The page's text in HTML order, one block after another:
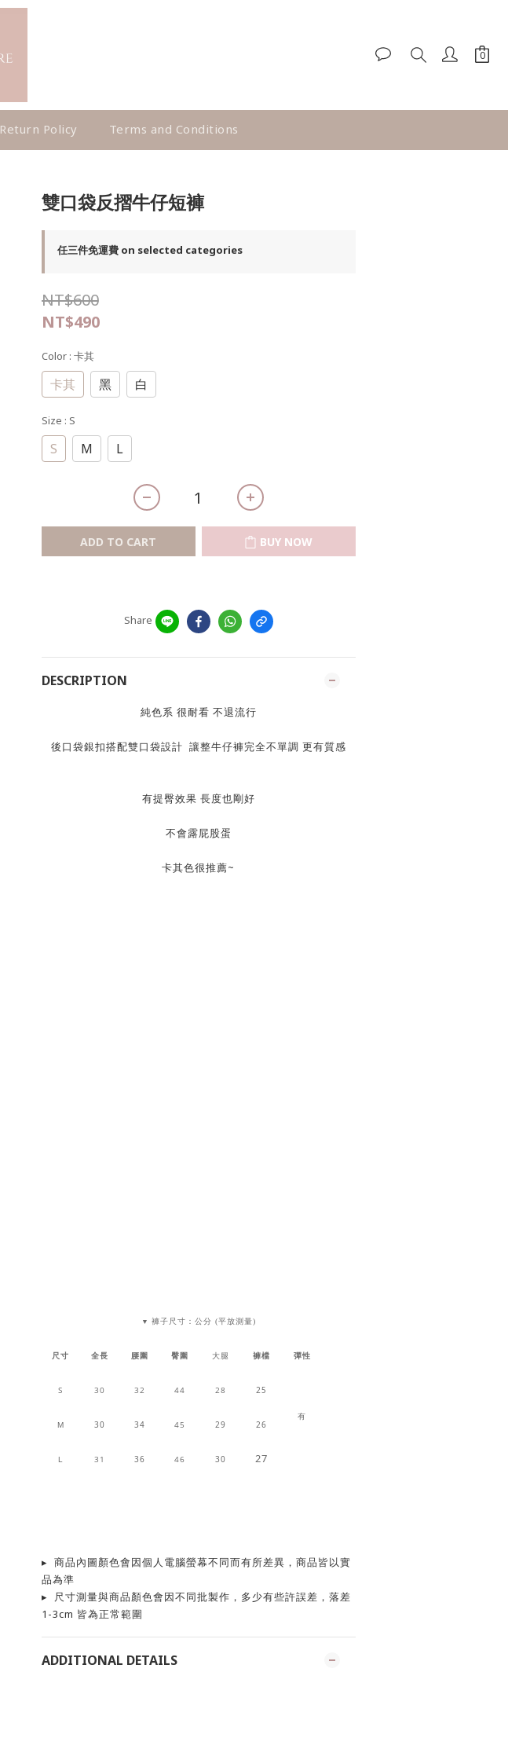
Return Policy Terms and Conditions
雙口袋反摺牛仔短褲
任三件免運費 on selected categories
NT$600
NT$490
Color : 卡其
卡其 黑 白
Size : S
S M L
ADD TO CART BUY NOW
Share
DESCRIPTION
純色系 很耐看 不退流行
後口袋銀扣搭配雙口袋設計 讓整牛仔褲完全不單調 更有質感
有提臀效果 長度也剛好
不會露屁股蛋
卡其色很推薦~
▼ 褲子尺寸：公分 (平放測量)
尺寸 全長 腰圍 臀圍 大腿 褲檔 彈性
S
M
L
30
30
31
32
34
36
44
45
46
28
29
30
25
26
27
有
▸ 商品內圖顏色會因個人電腦螢幕不同而有所差異，商品皆以實
品為準
▸ 尺寸測量與商品顏色會因不同批製作，多少有些許誤差，落差
1-3cm 皆為正常範圍
ADDITIONAL DETAILS